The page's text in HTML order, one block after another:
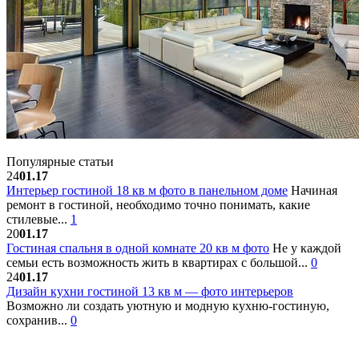
Популярные статьи
2401.17
Интерьер гостиной 18 кв м фото в панельном доме Начиная
ремонт в гостиной, необходимо точно понимать, какие
стилевые... 1
2001.17
Гостиная спальня в одной комнате 20 кв м фото Не у каждой
семьи есть возможность жить в квартирах с большой... 0
2401.17
Дизайн кухни гостиной 13 кв м — фото интерьеров
Возможно ли создать уютную и модную кухню-гостиную,
сохранив... 0